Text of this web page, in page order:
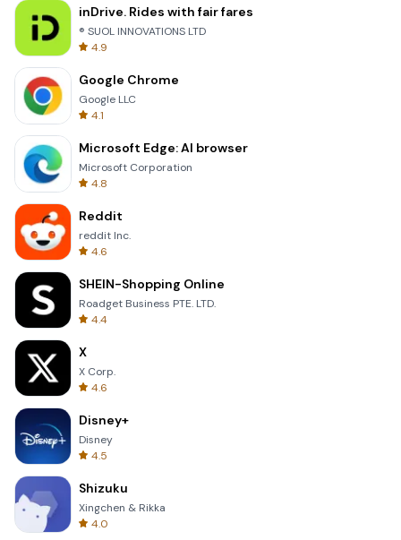
inDrive. Rides with fair fares
® SUOL INNOVATIONS LTD
4.9
Google Chrome
Google LLC
4.1
Microsoft Edge: AI browser
Microsoft Corporation
4.8
Reddit
reddit Inc.
4.6
SHEIN-Shopping Online
Roadget Business PTE. LTD.
4.4
X
X Corp.
4.6
Disney+
Disney
4.5
Shizuku
Xingchen & Rikka
4.0